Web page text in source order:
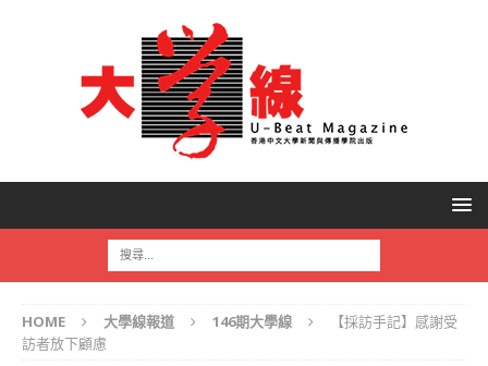
HOME 大學線報道 146期大學線
【採訪手記】感謝受
訪者放下顧慮